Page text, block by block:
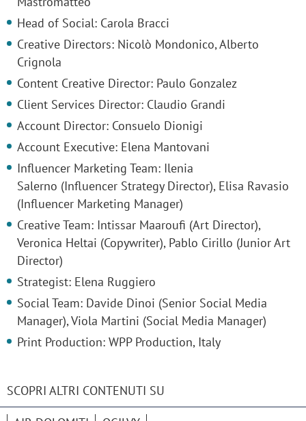
Head of Social: Carola Bracci
Creative Directors: Nicolò Mondonico, Alberto
Crignola
Content Creative Director: Paulo Gonzalez
Client Services Director: Claudio Grandi
Account Director: Consuelo Dionigi
Account Executive: Elena Mantovani
Influencer Marketing Team: Ilenia
Salerno (Influencer Strategy Director), Elisa Ravasio
(Influencer Marketing Manager)
Creative Team: Intissar Maaroufi (Art Director),
Veronica Heltai (Copywriter), Pablo Cirillo (Junior Art
Director)
Strategist: Elena Ruggiero
Social Team: Davide Dinoi (Senior Social Media
Manager), Viola Martini (Social Media Manager)
Print Production: WPP Production, Italy
SCOPRI ALTRI CONTENUTI SU